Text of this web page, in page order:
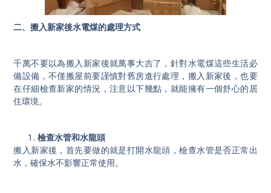
二、搬入新家後水電煤的處理方式
千萬不要以為搬入新家後就萬事大吉了，針對水電煤這些生活必
備設備，不僅搬屋前要謹慎對舊房進行處理，搬入新家後，也要
在仔細檢查新家的情況，注意以下幾點，就能擁有一個舒心的居
住環境。
檢查水管和水龍頭
搬入新家後，首先要做的就是打開水龍頭，檢查水管是否正常出
水，確保水不影響正常使用。